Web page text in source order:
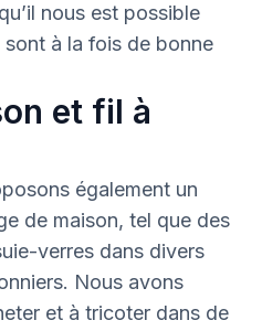
nous est possible
à la fois de bonne
et fil à
également un
de maison, tel que des
verres dans divers
Nous avons
et à tricoter dans de